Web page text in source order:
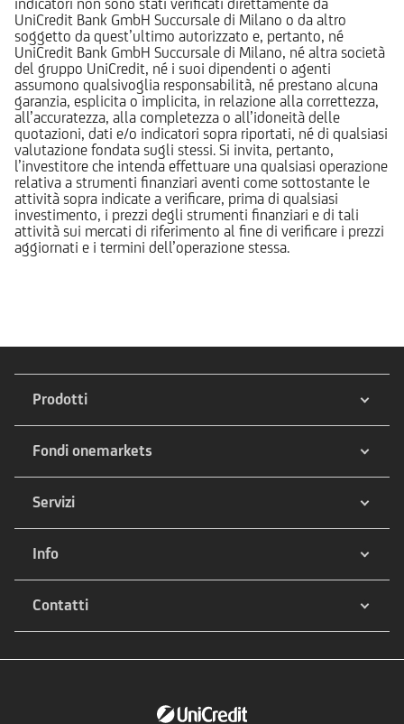
UniCredit Bank GmbH Succursale di Milano o da altro
soggetto da quest’ultimo autorizzato e, pertanto, né
UniCredit Bank GmbH Succursale di Milano, né altra società
del gruppo UniCredit, né i suoi dipendenti o agenti
assumono qualsivoglia responsabilità, né prestano alcuna
garanzia, esplicita o implicita, in relazione alla correttezza,
all’accuratezza, alla completezza o all’idoneità delle
quotazioni, dati e/o indicatori sopra riportati, né di qualsiasi
valutazione fondata sugli stessi. Si invita, pertanto,
l’investitore che intenda effettuare una qualsiasi operazione
relativa a strumenti finanziari aventi come sottostante le
attività sopra indicate a verificare, prima di qualsiasi
investimento, i prezzi degli strumenti finanziari e di tali
attività sui mercati di riferimento al fine di verificare i prezzi
aggiornati e i termini dell’operazione stessa.
Prodotti
Fondi onemarkets
Servizi
Info
Contatti